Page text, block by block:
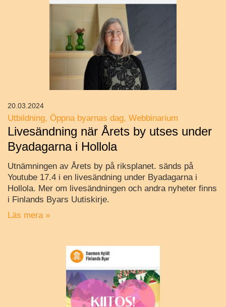
Utbildning Öppna byarnas dag Webbinarium
Livesändning när Årets by utses under
Byadagarna i Hollola
Utnämningen av Årets by på riksplanet. sänds på
Youtube 17.4 i en livesändning under Byadagarna i
Hollola. Mer om livesändningen och andra nyheter finns
i Finlands Byars Uutiskirje.
Läs mera »
20.03.2024